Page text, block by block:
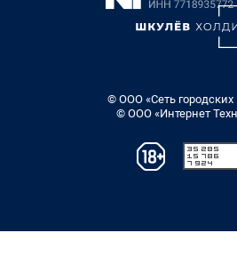
© ООО «Сеть городских
© ООО «Интернет